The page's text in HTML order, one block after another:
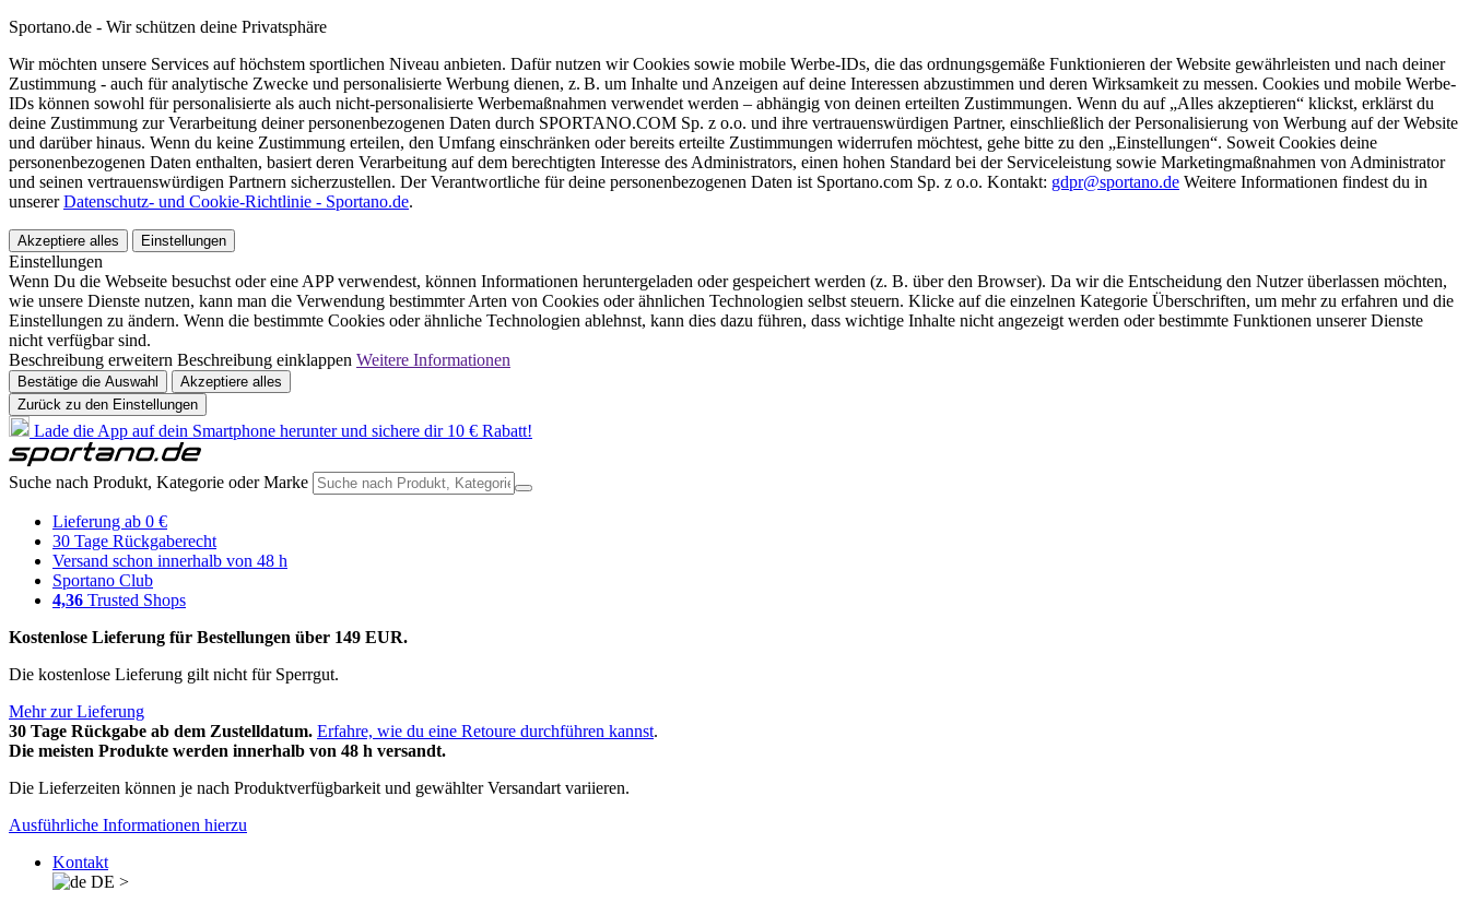
Sportano.de - Wir schützen deine Privatsphäre
Wir möchten unsere Services auf höchstem sportlichen Niveau anbieten. Dafür nutzen wir Cookies sowie mobile Werbe-IDs, die das ordnungsgemäße Funktionieren der Website gewährleisten und nach deiner
Zustimmung - auch für analytische Zwecke und personalisierte Werbung dienen, z. B. um Inhalte und Anzeigen auf deine Interessen abzustimmen und deren Wirksamkeit zu messen. Cookies und mobile Werbe-
IDs können sowohl für personalisierte als auch nicht-personalisierte Werbemaßnahmen verwendet werden – abhängig von deinen erteilten Zustimmungen. Wenn du auf „Alles akzeptieren“ klickst, erklärst du
deine Zustimmung zur Verarbeitung deiner personenbezogenen Daten durch SPORTANO.COM Sp. z o.o. und ihre vertrauenswürdigen Partner, einschließlich der Personalisierung von Werbung auf der Website
und darüber hinaus. Wenn du keine Zustimmung erteilen, den Umfang einschränken oder bereits erteilte Zustimmungen widerrufen möchtest, gehe bitte zu den „Einstellungen“. Soweit Cookies deine
personenbezogenen Daten enthalten, basiert deren Verarbeitung auf dem berechtigten Interesse des Administrators, einen hohen Standard bei der Serviceleistung sowie Marketingmaßnahmen von Administrator
und seinen vertrauenswürdigen Partnern sicherzustellen. Der Verantwortliche für deine personenbezogenen Daten ist Sportano.com Sp. z o.o. Kontakt: gdpr@sportano.de Weitere Informationen findest du in
unsererDatenschutz- und Cookie-Richtlinie - Sportano.de.
Akzeptiere alles Einstellungen
Einstellungen
Wenn Du die Webseite besuchst oder eine APP verwendest, können Informationen heruntergeladen oder gespeichert werden (z. B. über den Browser). Da wir die Entscheidung den Nutzer überlassen möchten,
wie unsere Dienste nutzen, kann man die Verwendung bestimmter Arten von Cookies oder ähnlichen Technologien selbst steuern. Klicke auf die einzelnen Kategorie Überschriften, um mehr zu erfahren und die
Einstellungen zu ändern. Wenn die bestimmte Cookies oder ähnliche Technologien ablehnst, kann dies dazu führen, dass wichtige Inhalte nicht angezeigt werden oder bestimmte Funktionen unserer Dienste
nicht verfügbar sind.
Beschreibung erweitern Beschreibung einklappen Weitere Informationen
Bestätige die Auswahl
Akzeptiere alles
Zurück zu den Einstellungen
Lade die App auf dein Smartphone herunter und sichere dir 10 € Rabatt!
Suche nach Produkt, Kategorie oder Marke
Lieferung ab 0 €
30 Tage Rückgaberecht
Versand schon innerhalb von 48 h
Sportano Club
4,36 Trusted Shops
Kostenlose Lieferung für Bestellungen über 149 EUR.
Die kostenlose Lieferung gilt nicht für Sperrgut.
Mehr zur Lieferung
30 Tage Rückgabe ab dem Zustelldatum. Erfahre, wie du eine Retoure durchführen kannst.
Die meisten Produkte werden innerhalb von 48 h versandt.
Die Lieferzeiten können je nach Produktverfügbarkeit und gewählter Versandart variieren.
Ausführliche Informationen hierzu
Kontakt
DE >